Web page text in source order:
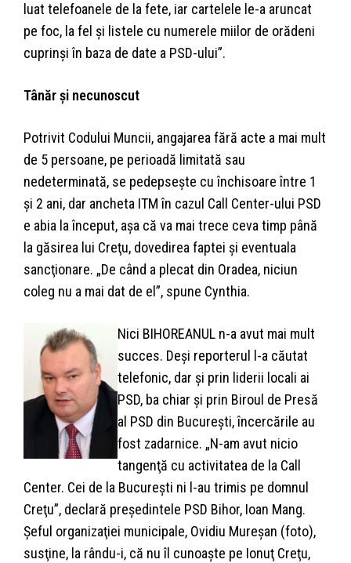
luat telefoanele de la fete, iar cartelele le-a aruncat
pe foc, la fel şi listele cu numerele miilor de orădeni
cuprinşi în baza de date a PSD-ului”.
Tânăr şi necunoscut
Potrivit Codului Muncii, angajarea fără acte a mai mult
de 5 persoane, pe perioadă limitată sau
nedeterminată, se pedepseşte cu închisoare între 1
şi 2 ani, dar ancheta ITM în cazul Call Center-ului PSD
e abia la început, aşa că va mai trece ceva timp până
la găsirea lui Creţu, dovedirea faptei şi eventuala
sancţionare. „De când a plecat din Oradea, niciun
coleg nu a mai dat de el”, spune Cynthia.
Nici BIHOREANUL n-a avut mai mult
succes. Deşi reporterul l-a căutat
telefonic, dar şi prin liderii locali ai
PSD, ba chiar şi prin Biroul de Presă
al PSD din Bucureşti, încercările au
fost zadarnice. „N-am avut nicio
tangenţă cu activitatea de la Call
Center. Cei de la Bucureşti ni l-au trimis pe domnul
Creţu”, declară preşedintele PSD Bihor, Ioan Mang.
Şeful organizaţiei municipale, Ovidiu Mureşan (foto),
susţine, la rându-i, că nu îl cunoaşte pe Ionuţ Creţu,